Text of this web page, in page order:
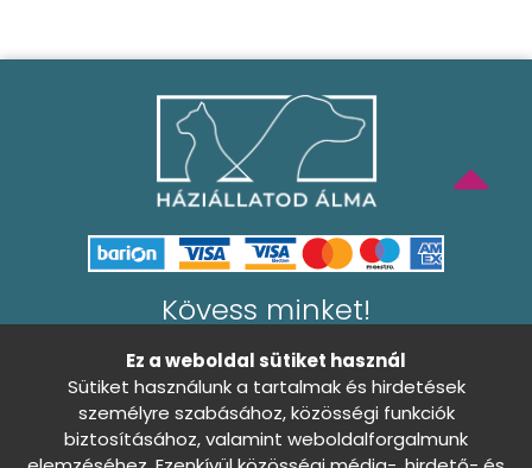
Kövess minket!
Általános Szerződési Feltételek
Ez a weboldal sütiket használ
Sütiket használunk a tartalmak és hirdetések
személyre szabásához, közösségi funkciók
biztosításához, valamint weboldalforgalmunk